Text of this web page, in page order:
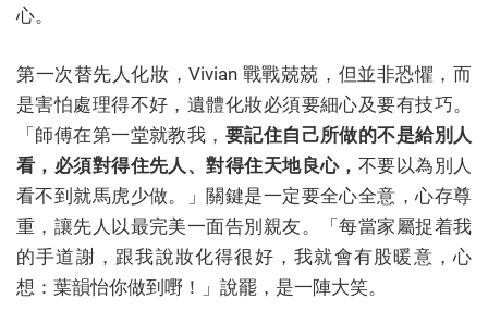
心。
第一次替先人化妝，Vivian 戰戰兢兢，但並非恐懼，而
是害怕處理得不好，遺體化妝必須要細心及要有技巧。
「師傅在第一堂就教我， 要記住自己所做的不是給別人
看，必須對得住先人、對得住天地良心， 不要以為別人
看不到就馬虎少做。」關鍵是一定要全心全意，心存尊
重，讓先人以最完美一面告別親友。「每當家屬捉着我
的手道謝，跟我說妝化得很好，我就會有股暖意，心
想：葉韻怡你做到嘢！」說罷，是一陣大笑。